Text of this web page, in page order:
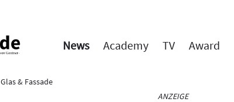
News Academy TV Award
Glas & Fassade
ANZEIGE